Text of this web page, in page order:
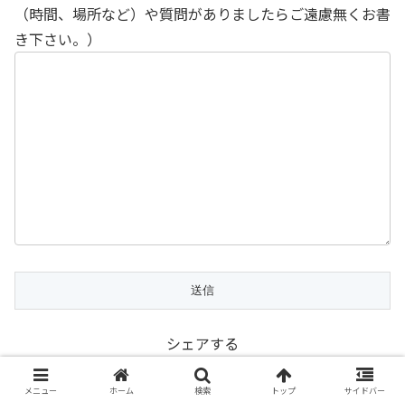
（時間、場所など）や質問がありましたらご遠慮無くお書
き下さい。）
シェアする
Facebook
メニュー ホーム 検索 トップ サイドバー